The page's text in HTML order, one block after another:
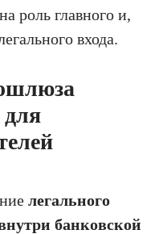
роль главного и,
входа.
для
легального
банковской